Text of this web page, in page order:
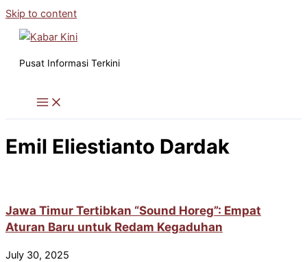
Skip to content
Pusat Informasi Terkini
Emil Eliestianto Dardak
Jawa Timur Tertibkan “Sound Horeg”: Empat
Aturan Baru untuk Redam Kegaduhan
July 30, 2025